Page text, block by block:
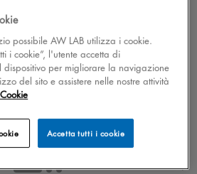
possibile AW LAB utilizza i cookie.
i cookie”, l'utente accetta di
dispositivo per migliorare la navigazione
del sito e assistere nelle nostre attività
Accetta tutti i cookie